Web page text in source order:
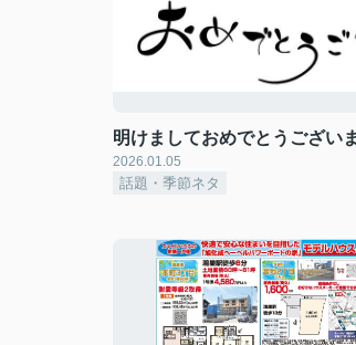
明けましておめでとうござい
2026.01.05
話題・季節ネタ